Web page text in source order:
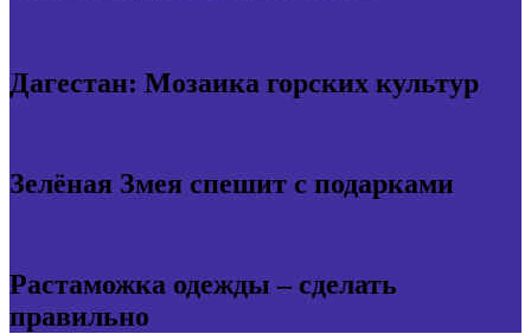
Дагестан: Мозаика горских культур
Зелёная Змея спешит с подарками
Растаможка одежды – сделать
правильно